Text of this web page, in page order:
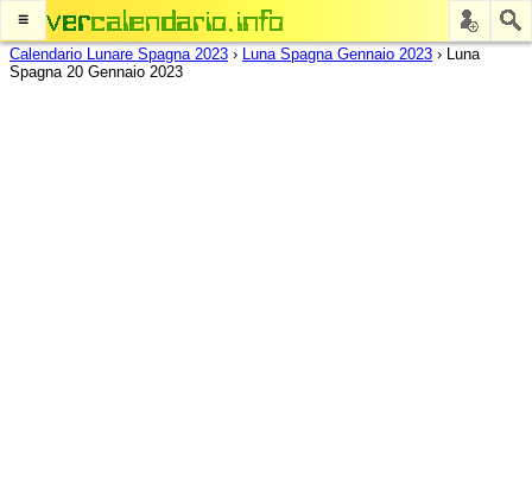
≡
Calendario Lunare Spagna 2023 › Luna Spagna Gennaio 2023 › Luna
Spagna 20 Gennaio 2023